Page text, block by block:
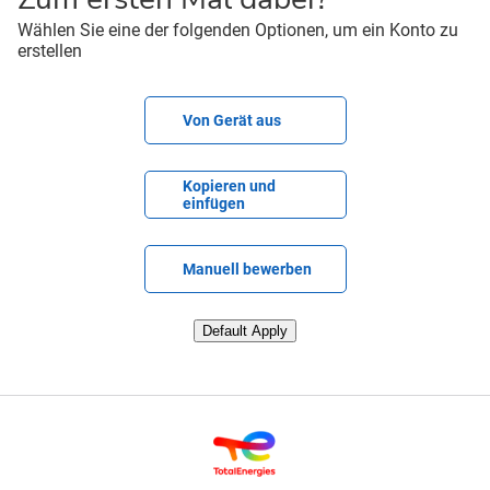
Wählen Sie eine der folgenden Optionen, um ein Konto zu
erstellen
Von Gerät aus
Kopieren und
einfügen
Lebenslauf einfügen
Manuell bewerben
Lebenslauf später hochladen
Default Apply
Lebenslauf von LinkedIn hochladen